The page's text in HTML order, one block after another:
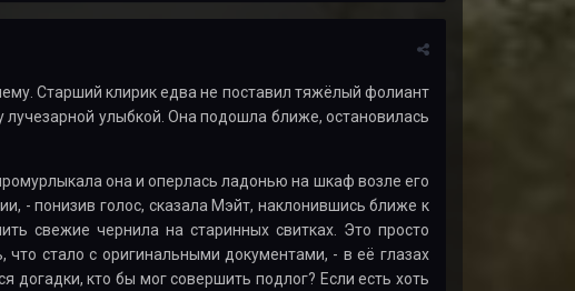
Старший клирик едва не поставил тяжёлый фолиант
улыбкой. Она подошла ближе, остановилась
она и оперлась ладонью на шкаф возле его
- понизив голос, сказала Мэйт, наклонившись ближе к
свежие чернила на старинных свитках. Это просто
стало с оригинальными документами, - в её глазах
кто бы мог совершить подлог? Если есть хоть